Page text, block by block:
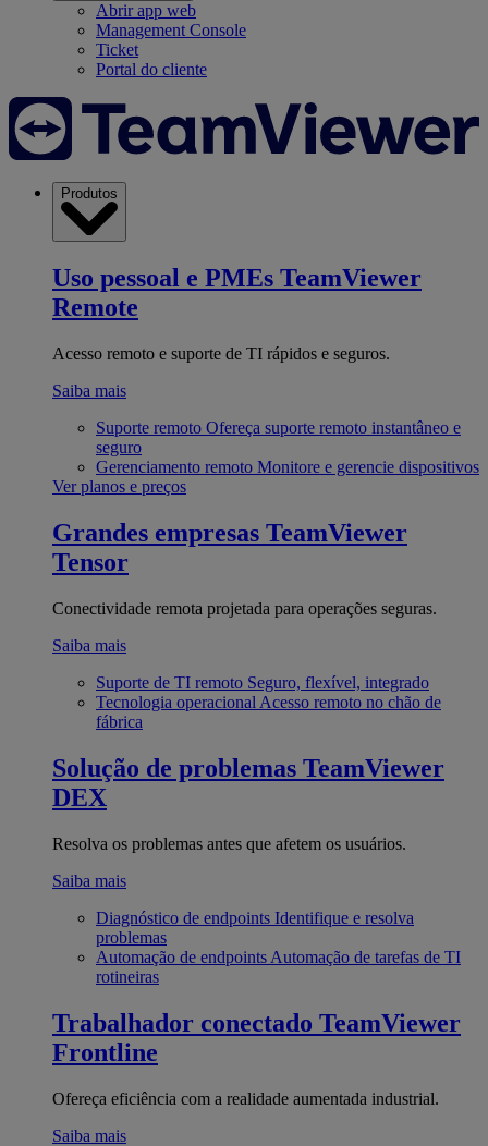
Abrir app web
Management Console
Ticket
Portal do cliente
Produtos
Uso pessoal e PMEs TeamViewer
Remote
Acesso remoto e suporte de TI rápidos e seguros.
Saiba mais
Suporte remoto Ofereça suporte remoto instantâneo e
seguro
Gerenciamento remoto Monitore e gerencie dispositivos
Ver planos e preços
Grandes empresas TeamViewer
Tensor
Conectividade remota projetada para operações seguras.
Saiba mais
Suporte de TI remoto Seguro, flexível, integrado
Tecnologia operacional Acesso remoto no chão de
fábrica
Solução de problemas TeamViewer
DEX
Resolva os problemas antes que afetem os usuários.
Saiba mais
Diagnóstico de endpoints Identifique e resolva
problemas
Automação de endpoints Automação de tarefas de TI
rotineiras
Trabalhador conectado TeamViewer
Frontline
Ofereça eficiência com a realidade aumentada industrial.
Saiba mais